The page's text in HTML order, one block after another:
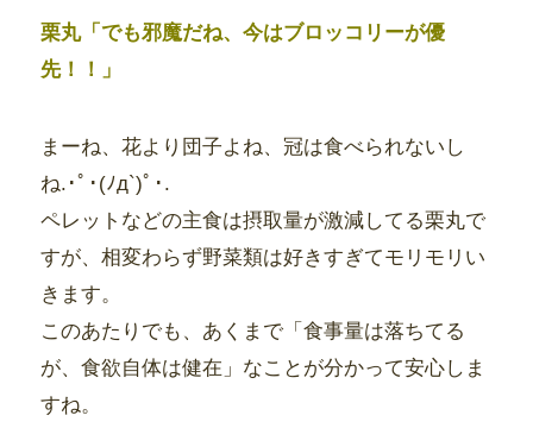
栗丸「でも邪魔だね、今はブロッコリーが優
先！！」
まーね、花より団子よね、冠は食べられないし
ね.･ﾟ･(ﾉд`)ﾟ･.
ペレットなどの主食は摂取量が激減してる栗丸で
すが、相変わらず野菜類は好きすぎてモリモリい
きます。
このあたりでも、あくまで「食事量は落ちてる
が、食欲自体は健在」なことが分かって安心しま
すね。